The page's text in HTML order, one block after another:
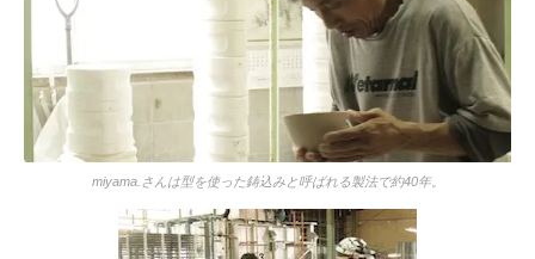
miyama.さんは型を使った鋳込みと呼ばれる製法で約40年。